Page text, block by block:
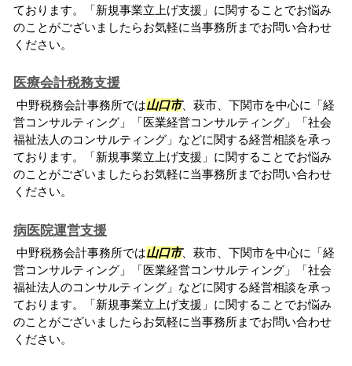
ております。「新規事業立上げ支援」に関することでお悩み
のことがございましたらお気軽に当事務所までお問い合わせ
ください。
医療会計税務支援
中野税務会計事務所では山口市、萩市、下関市を中心に「経
営コンサルティング」「医業経営コンサルティング」「社会
福祉法人のコンサルティング」などに関する経営相談を承っ
ております。「新規事業立上げ支援」に関することでお悩み
のことがございましたらお気軽に当事務所までお問い合わせ
ください。
病医院運営支援
中野税務会計事務所では山口市、萩市、下関市を中心に「経
営コンサルティング」「医業経営コンサルティング」「社会
福祉法人のコンサルティング」などに関する経営相談を承っ
ております。「新規事業立上げ支援」に関することでお悩み
のことがございましたらお気軽に当事務所までお問い合わせ
ください。